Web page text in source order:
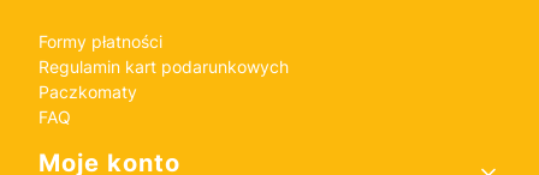
Formy płatności
Regulamin kart podarunkowych
Paczkomaty
FAQ
Moje konto